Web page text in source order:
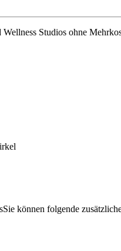
Studios ohne
Sie können folgende